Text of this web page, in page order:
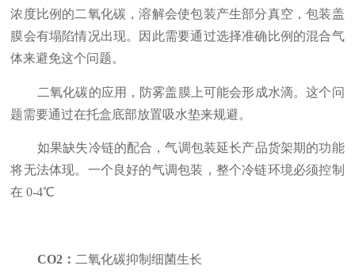
浓度比例的二氧化碳，溶解会使包装产生部分真空，包装盖
膜会有塌陷情况出现。因此需要通过选择准确比例的混合气
体来避免这个问题。
二氧化碳的应用，防雾盖膜上可能会形成水滴。这个问
题需要通过在托盒底部放置吸水垫来规避。
如果缺失冷链的配合，气调包装延长产品货架期的功能
将无法体现。一个良好的气调包装，整个冷链环境必须控制
在 0-4℃
CO2： 二氧化碳抑制细菌生长